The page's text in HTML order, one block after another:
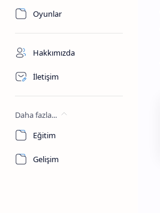
Oyunlar
Hakkımızda
İletişim
Daha fazla...
Eğitim
Gelişim